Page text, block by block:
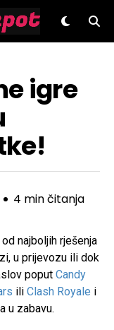
igre
4 min čitanja
najboljih rješenja
u prijevozu ili dok
poput Candy
ili Clash Royale i
u zabavu.